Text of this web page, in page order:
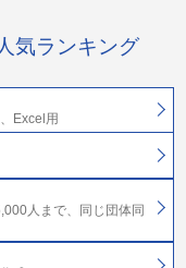
気ランキング
Excel用
人まで、同じ団体同